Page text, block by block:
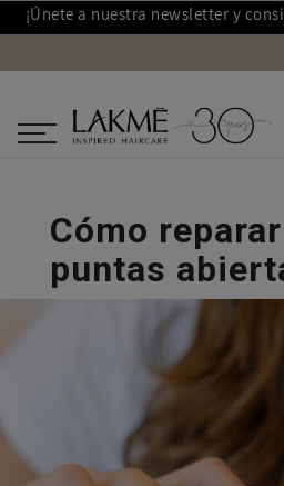
¡Únete a nuestra newsletter y
Salones
Inicio Cómo reparar las puntas
Cómo
puntas